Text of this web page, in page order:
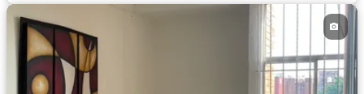
Vista panorámica
Zonas verdes
Completamente amueblado